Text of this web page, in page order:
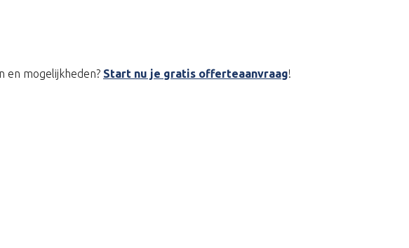
en mogelijkheden? Start nu je gratis offerteaanvraag!